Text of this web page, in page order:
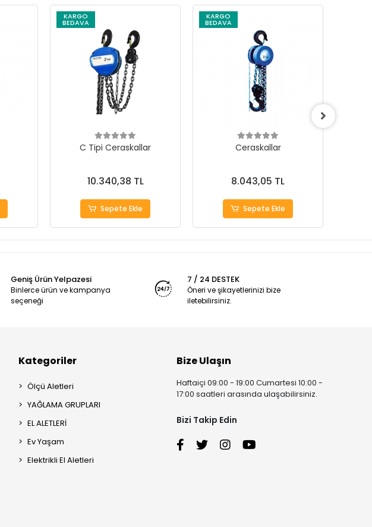
KARGO
BEDAVA
C Tipi Ceraskallar
10.340,38 TL
Sepete Ekle
KARGO
BEDAVA
Ceraskallar
8.043,05 TL
Sepete Ekle
Geniş Ürün Yelpazesi
Binlerce ürün ve kampanya
seçeneği
7 / 24 DESTEK
Öneri ve şikayetlerinizi bize
iletebilirsiniz.
Kategoriler
Ölçü Aletleri
YAĞLAMA GRUPLARI
EL ALETLERİ
Ev Yaşam
Elektrikli El Aletleri
Bize Ulaşın
Haftaiçi 09:00 - 19:00 Cumartesi 10:00 -
17:00 saatleri arasında ulaşabilirsiniz.
Bizi Takip Edin